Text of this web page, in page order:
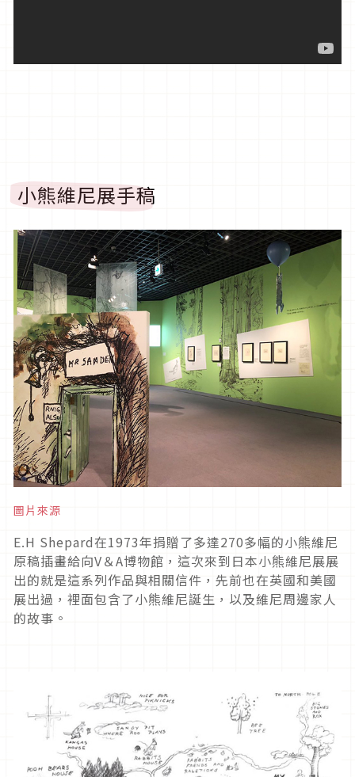
小熊維尼展手稿
圖片來源
E.H Shepard在1973年捐贈了多達270多幅的小熊維尼
原稿插畫給向V＆A博物館，這次來到日本小熊維尼展展
出的就是這系列作品與相關信件，先前也在英國和美國
展出過，裡面包含了小熊維尼誕生，以及維尼周邊家人
的故事。